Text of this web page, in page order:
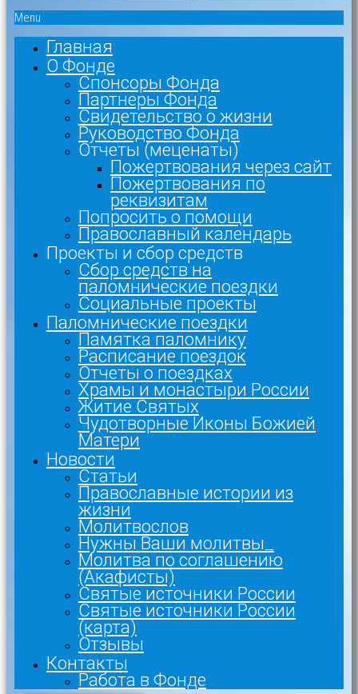
Menu
Главная
О Фонде
Спонсоры Фонда
Партнеры Фонда
Свидетельство о жизни
Руководство Фонда
Отчеты (меценаты)
Пожертвования через сайт
Пожертвования по
реквизитам
Попросить о помощи
Православный календарь
Проекты и сбор средств
Сбор средств на
паломнические поездки
Социальные проекты
Паломнические поездки
Памятка паломнику
Расписание поездок
Отчеты о поездках
Храмы и монастыри России
Житие Святых
Чудотворные Иконы Божией
Матери
Новости
Статьи
Православные истории из
жизни
Молитвослов
Нужны Ваши молитвы_
Молитва по соглашению
(Акафисты)
Святые источники России
Святые источники России
(карта)
Отзывы
Контакты
Работа в Фонде